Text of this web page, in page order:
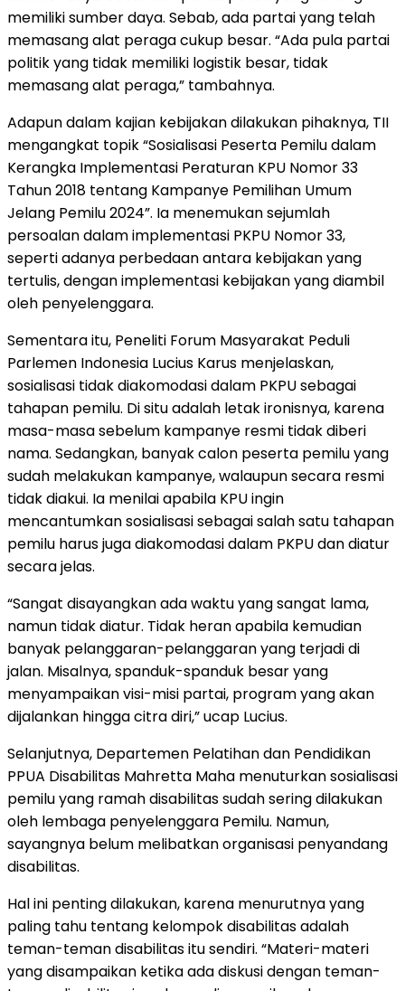
memiliki sumber daya. Sebab, ada partai yang telah
memasang alat peraga cukup besar. “Ada pula partai
politik yang tidak memiliki logistik besar, tidak
memasang alat peraga,” tambahnya.
Adapun dalam kajian kebijakan dilakukan pihaknya, TII
mengangkat topik “Sosialisasi Peserta Pemilu dalam
Kerangka Implementasi Peraturan KPU Nomor 33
Tahun 2018 tentang Kampanye Pemilihan Umum
Jelang Pemilu 2024”. Ia menemukan sejumlah
persoalan dalam implementasi PKPU Nomor 33,
seperti adanya perbedaan antara kebijakan yang
tertulis, dengan implementasi kebijakan yang diambil
oleh penyelenggara.
Sementara itu, Peneliti Forum Masyarakat Peduli
Parlemen Indonesia Lucius Karus menjelaskan,
sosialisasi tidak diakomodasi dalam PKPU sebagai
tahapan pemilu. Di situ adalah letak ironisnya, karena
masa-masa sebelum kampanye resmi tidak diberi
nama. Sedangkan, banyak calon peserta pemilu yang
sudah melakukan kampanye, walaupun secara resmi
tidak diakui. Ia menilai apabila KPU ingin
mencantumkan sosialisasi sebagai salah satu tahapan
pemilu harus juga diakomodasi dalam PKPU dan diatur
secara jelas.
“Sangat disayangkan ada waktu yang sangat lama,
namun tidak diatur. Tidak heran apabila kemudian
banyak pelanggaran-pelanggaran yang terjadi di
jalan. Misalnya, spanduk-spanduk besar yang
menyampaikan visi-misi partai, program yang akan
dijalankan hingga citra diri,” ucap Lucius.
Selanjutnya, Departemen Pelatihan dan Pendidikan
PPUA Disabilitas Mahretta Maha menuturkan sosialisasi
pemilu yang ramah disabilitas sudah sering dilakukan
oleh lembaga penyelenggara Pemilu. Namun,
sayangnya belum melibatkan organisasi penyandang
disabilitas.
Hal ini penting dilakukan, karena menurutnya yang
paling tahu tentang kelompok disabilitas adalah
teman-teman disabilitas itu sendiri. “Materi-materi
yang disampaikan ketika ada diskusi dengan teman-